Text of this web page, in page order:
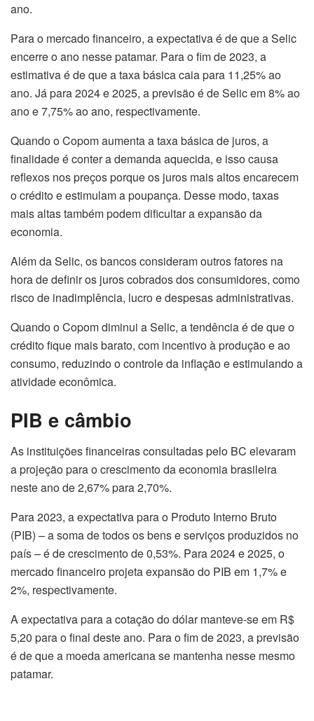
ano.
Para o mercado financeiro, a expectativa é de que a Selic
encerre o ano nesse patamar. Para o fim de 2023, a
estimativa é de que a taxa básica caia para 11,25% ao
ano. Já para 2024 e 2025, a previsão é de Selic em 8% ao
ano e 7,75% ao ano, respectivamente.
Quando o Copom aumenta a taxa básica de juros, a
finalidade é conter a demanda aquecida, e isso causa
reflexos nos preços porque os juros mais altos encarecem
o crédito e estimulam a poupança. Desse modo, taxas
mais altas também podem dificultar a expansão da
economia.
Além da Selic, os bancos consideram outros fatores na
hora de definir os juros cobrados dos consumidores, como
risco de inadimplência, lucro e despesas administrativas.
Quando o Copom diminui a Selic, a tendência é de que o
crédito fique mais barato, com incentivo à produção e ao
consumo, reduzindo o controle da inflação e estimulando a
atividade econômica.
PIB e câmbio
As instituições financeiras consultadas pelo BC elevaram
a projeção para o crescimento da economia brasileira
neste ano de 2,67% para 2,70%.
Para 2023, a expectativa para o Produto Interno Bruto
(PIB) – a soma de todos os bens e serviços produzidos no
país – é de crescimento de 0,53%. Para 2024 e 2025, o
mercado financeiro projeta expansão do PIB em 1,7% e
2%, respectivamente.
A expectativa para a cotação do dólar manteve-se em R$
5,20 para o final deste ano. Para o fim de 2023, a previsão
é de que a moeda americana se mantenha nesse mesmo
patamar.